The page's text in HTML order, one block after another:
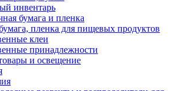
инвентарь
бумага и пленка
пленка для пищевых продуктов
клеи
принадлежности
и освещение